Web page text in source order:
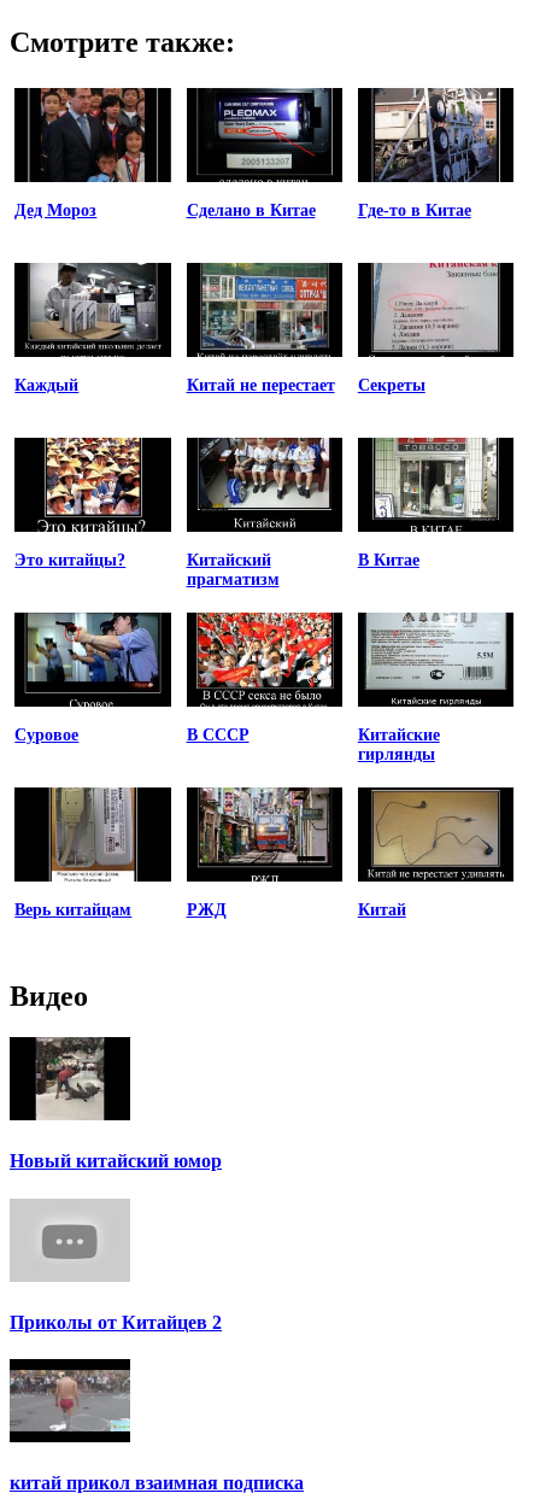
Смотрите также:
Дед Мороз Сделано в Китае Где-то в Китае
Каждый Китай не перестает Секреты
Это китайцы?
Китайский
прагматизм
В Китае
Суровое В СССР
Китайские
гирлянды
Верь китайцам РЖД Китай
Видео
Новый китайский юмор
Приколы от Китайцев 2
китай прикол взаимная подписка